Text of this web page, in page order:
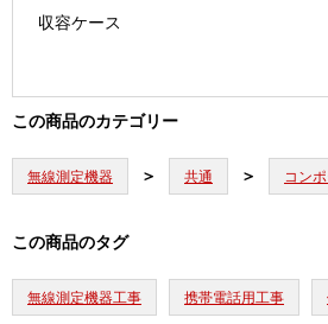
収容ケース
この商品のカテゴリー
無線測定機器 共通 コン
この商品のタグ
無線測定機器工事 携帯電話用工事